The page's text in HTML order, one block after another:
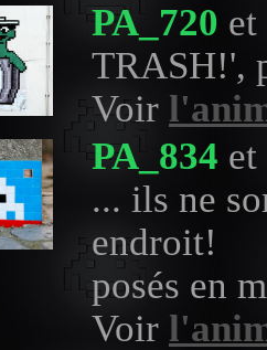
PA_720 et
TRASH!',
Voir
PA_834 et
... ils ne
endroit!
posés en
Voir